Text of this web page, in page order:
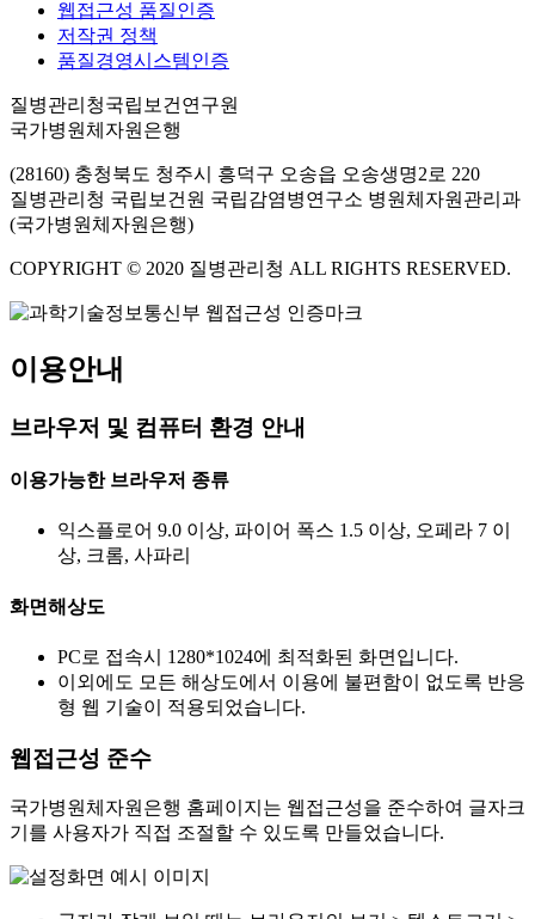
웹접근성 품질인증
저작권 정책
품질경영시스템인증
질병관리청국립보건연구원
국가병원체자원은행
(28160) 충청북도 청주시 흥덕구 오송읍 오송생명2로 220
질병관리청 국립보건원 국립감염병연구소 병원체자원관리과
(국가병원체자원은행)
COPYRIGHT © 2020 질병관리청 ALL RIGHTS RESERVED.
이용안내
브라우저 및 컴퓨터 환경 안내
이용가능한 브라우저 종류
익스플로어 9.0 이상, 파이어 폭스 1.5 이상, 오페라 7 이
상, 크롬, 사파리
화면해상도
PC로 접속시 1280*1024에 최적화된 화면입니다.
이외에도 모든 해상도에서 이용에 불편함이 없도록 반응
형 웹 기술이 적용되었습니다.
웹접근성 준수
국가병원체자원은행 홈페이지는 웹접근성을 준수하여 글자크
기를 사용자가 직접 조절할 수 있도록 만들었습니다.